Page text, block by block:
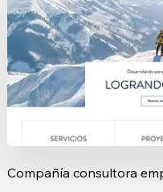
Compañía consultora